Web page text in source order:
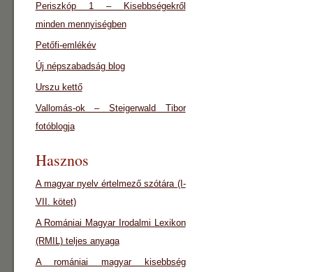
Periszkóp 1 – Kisebbségekről
minden mennyiségben
Petőfi-emlékév
Új népszabadság blog
Urszu kettő
Vallomás-ok – Steigerwald Tibor
fotóblogja
Hasznos
A magyar nyelv értelmező szótára (I-
VII. kötet)
A Romániai Magyar Irodalmi Lexikon
(RMIL) teljes anyaga
A romániai magyar kisebbség